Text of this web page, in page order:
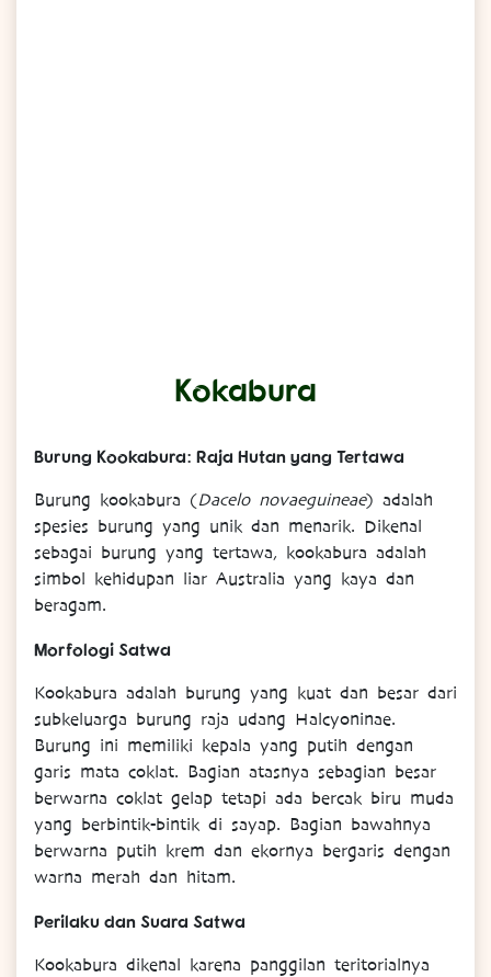
Kokabura
Burung Kookabura: Raja Hutan yang Tertawa
Burung kookabura (Dacelo novaeguineae) adalah
spesies burung yang unik dan menarik. Dikenal
sebagai burung yang tertawa, kookabura adalah
simbol kehidupan liar Australia yang kaya dan
beragam.
Morfologi Satwa
Kookabura adalah burung yang kuat dan besar dari
subkeluarga burung raja udang Halcyoninae.
Burung ini memiliki kepala yang putih dengan
garis mata coklat. Bagian atasnya sebagian besar
berwarna coklat gelap tetapi ada bercak biru muda
yang berbintik-bintik di sayap. Bagian bawahnya
berwarna putih krem dan ekornya bergaris dengan
warna merah dan hitam.
Perilaku dan Suara Satwa
Kookabura dikenal karena panggilan teritorialnya